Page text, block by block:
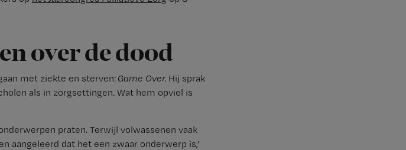
over de dood
met ziekte en sterven: Game Over. Hij sprak
als in zorgsettingen. Wat hem opviel is
praten. Terwijl volwassenen vaak
aangeleerd dat het een zwaar onderwerp is,’